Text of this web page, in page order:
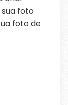
foto
foto de